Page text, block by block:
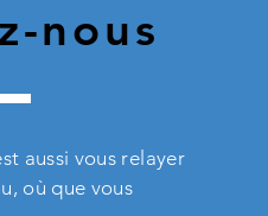
nous
aussi vous relayer
où que vous